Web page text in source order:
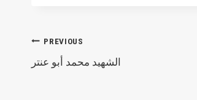
Post
navigation
PREVIOUS
الشهيد محمد أبو عنتر